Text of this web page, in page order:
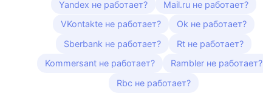
Yandex не работает?
Mail.ru не работает?
VKontakte не работает?
Ok не работает?
Sberbank не работает?
Rt не работает?
Kommersant не работает?
Rambler не работает?
Rbc не работает?